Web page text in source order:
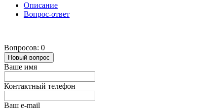
Описание
Вопрос-ответ
Вопросов: 0
Новый вопрос
Ваше имя
Контактный телефон
Ваш e-mail